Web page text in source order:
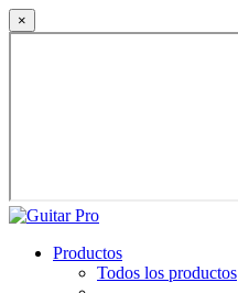
×
Productos
Todos los productos